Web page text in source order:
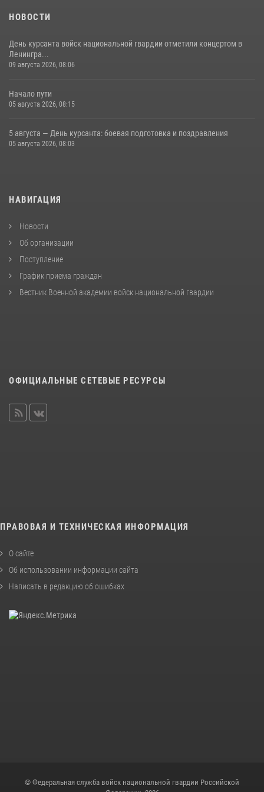
НОВОСТИ
День курсанта войск национальной гвардии отметили концертом в
Ленингра...
09 августа 2026, 08:06
Начало пути
05 августа 2026, 08:15
5 августа — День курсанта: боевая подготовка и поздравления
05 августа 2026, 08:03
НАВИГАЦИЯ
Новости
Об организации
Поступление
График приема граждан
Вестник Военной академии войск национальной гвардии
ОФИЦИАЛЬНЫЕ СЕТЕВЫЕ РЕСУРСЫ
ПРАВОВАЯ И ТЕХНИЧЕСКАЯ ИНФОРМАЦИЯ
О сайте
Об использовании информации сайта
Написать в редакцию об ошибках
© Федеральная служба войск национальной гвардии Российской